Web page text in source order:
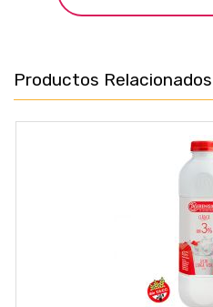
Productos Relacionados